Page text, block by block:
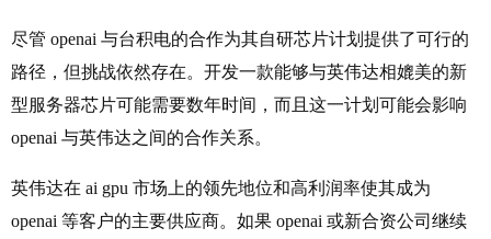
尽管 openai 与台积电的合作为其自研芯片计划提供了可行的
路径，但挑战依然存在。开发一款能够与英伟达相媲美的新
型服务器芯片可能需要数年时间，而且这一计划可能会影响
openai 与英伟达之间的合作关系。
英伟达在 ai gpu 市场上的领先地位和高利润率使其成为
openai 等客户的主要供应商。如果 openai 或新合资公司继续